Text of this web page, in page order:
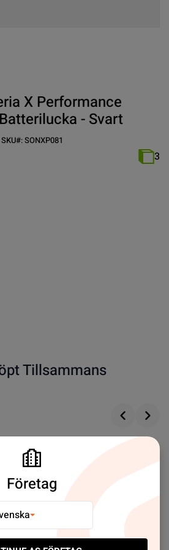
image
X Performance
- Svart
SKU#:SONXP081
3
Tillsammans
Företag